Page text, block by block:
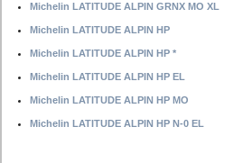
Michelin LATITUDE ALPIN GRNX MO XL
Michelin LATITUDE ALPIN HP
Michelin LATITUDE ALPIN HP *
Michelin LATITUDE ALPIN HP EL
Michelin LATITUDE ALPIN HP MO
Michelin LATITUDE ALPIN HP N-0 EL